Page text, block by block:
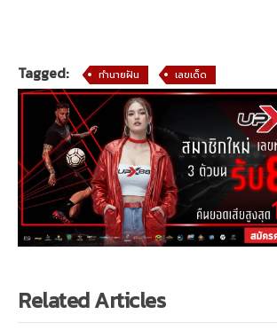
Tagged: ทำนายฝัน เลขเด็ด
Related Articles